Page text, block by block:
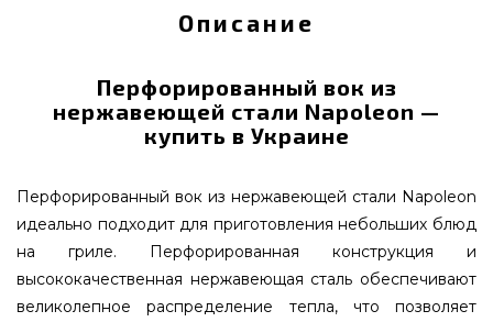
Описание
Перфорированный вок из
нержавеющей стали Napoleon —
купить в Украине
Перфорированный вок из нержавеющей стали Napoleon
идеально подходит для приготовления небольших блюд
на гриле. Перфорированная конструкция и
высококачественная нержавеющая сталь обеспечивают
великолепное распределение тепла, что позволяет